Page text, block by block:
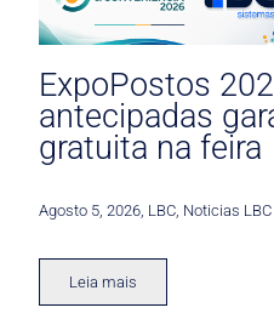
ExpoPostos
antecipadas
gratuita na feira
Agosto 5, 2026 LBC Noticias LBC
Leia mais